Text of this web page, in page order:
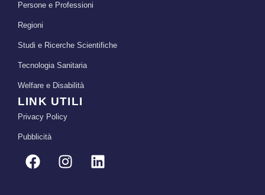
Persone e Professioni
Regioni
Studi e Ricerche Scientifiche
Tecnologia Sanitaria
Welfare e Disabilità
LINK UTILI
Privacy Policy
Pubblicità